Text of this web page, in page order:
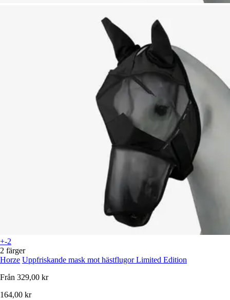
+-2
2 färger
Horze Uppfriskande mask mot hästflugor Limited Edition
Från 329,00 kr
164,00 kr